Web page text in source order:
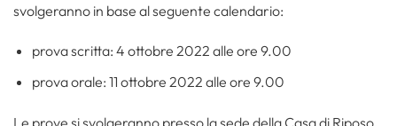
svolgeranno in base al seguente calendario:
prova scritta: 4 ottobre 2022 alle ore 9.00
prova orale: 11 ottobre 2022 alle ore 9.00
Le prove si svolgeranno presso la sede della Casa di Riposo.